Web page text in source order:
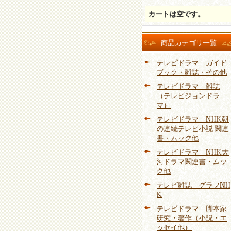
カートは空です。
商品カテゴリ一覧
テレビドラマ ガイド
ブック・雑誌・その他
テレビドラマ 雑誌
（テレビジョンドラ
マ）
テレビドラマ NHK朝
の連続テレビ小説 関連
書・ムック他
テレビドラマ NHK大
河ドラマ関連書・ムッ
ク他
テレビ雑誌 グラフNH
K
テレビドラマ 脚本家
研究・著作（小説・エ
ッセイ他）